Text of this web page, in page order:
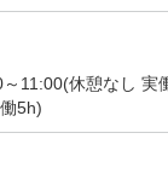
11:00(休憩なし 実
5h)